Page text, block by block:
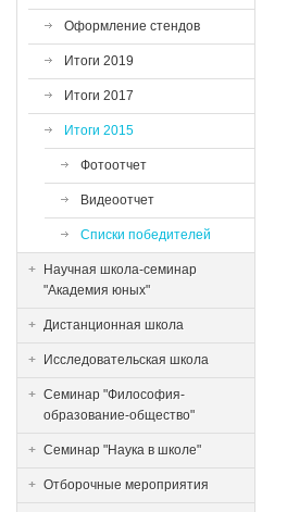
Оформление стендов
Итоги 2019
Итоги 2017
Итоги 2015
Фотоотчет
Видеоотчет
Списки победителей
Научная школа-семинар
"Академия юных"
Дистанционная школа
Исследовательская школа
Семинар "Философия-
образование-общество"
Семинар "Наука в школе"
Отборочные мероприятия